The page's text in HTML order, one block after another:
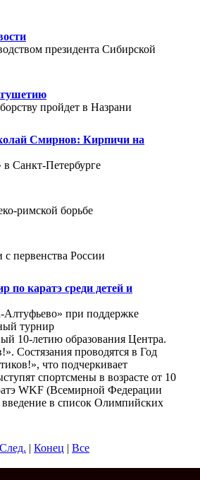
президента Сибирской
пройдет в Назрани
Смирнов: Кирпичи на
Санкт-Петербурге
римской борьбе
первенства России
по каратэ среди детей и
Алтуфьево» при поддержке
турнир
10-летию образования Центра.
Состязания проводятся в Год
что подчеркивает
спортсмены в возрасте от 10
WKF (Всемирной Федерации
в список Олимпийских
След. | Конец | Все